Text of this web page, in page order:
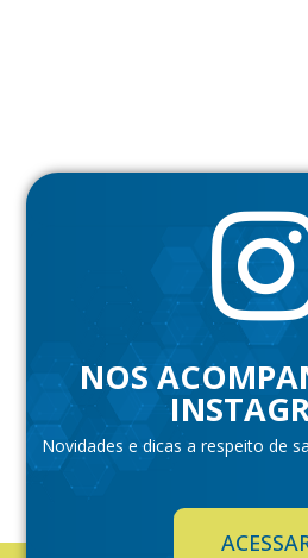
NOS
Novidades e dicas a respeito de